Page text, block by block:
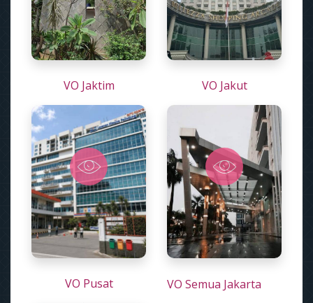
VO Jaktim VO Jakut
VO Pusat VO Semua Jakarta